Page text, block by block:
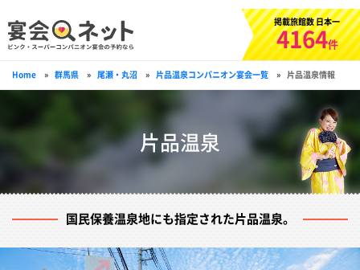
掲載旅館数 日本一
4164件
Home » 群馬県 » 尾瀬・丸沼 » 片品温泉コンパニオン宴会一覧 » 片品温泉情報
片品温泉
国民保養温泉地にも指定された片品温泉。